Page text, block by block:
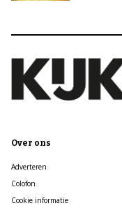
Over ons
Adverteren
Colofon
Cookie informatie